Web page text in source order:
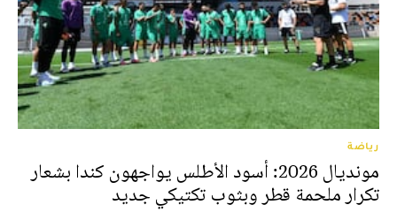
رياضة
مونديال 2026: أسود الأطلس يواجهون كندا بشعار
تكرار ملحمة قطر وبثوب تكتيكي جديد